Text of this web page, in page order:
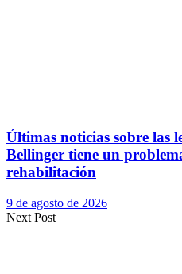
Últimas noticias sobre las
Bellinger tiene un
rehabilitación
9 de agosto de 2026
Next Post